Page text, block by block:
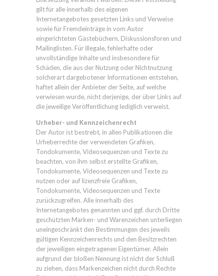
gilt für alle innerhalb des eigenen
Internetangebotes gesetzten Links und Verweise
sowie für Fremdeinträge in vom Autor
eingerichteten Gästebüchern, Diskussionsforen und
Mailinglisten. Für illegale, fehlerhafte oder
unvollständige Inhalte und insbesondere für
Schäden, die aus der Nutzung oder Nichtnutzung
solcherart dargebotener Informationen entstehen,
haftet allein der Anbieter der Seite, auf welche
verwiesen wurde, nicht derjenige, der über Links auf
die jeweilige Veröffentlichung lediglich verweist.
Urheber- und Kennzeichenrecht
Der Autor ist bestrebt, in allen Publikationen die
Urheberrechte der verwendeten Grafiken,
Tondokumente, Videosequenzen und Texte zu
beachten, von ihm selbst erstellte Grafiken,
Tondokumente, Videosequenzen und Texte zu
nutzen oder auf lizenzfreie Grafiken,
Tondokumente, Videosequenzen und Texte
zurückzugreifen. Alle innerhalb des
Internetangebotes genannten und ggf. durch Dritte
geschützten Marken- und Warenzeichen unterliegen
uneingeschränkt den Bestimmungen des jeweils
gültigen Kennzeichenrechts und den Besitzrechten
der jeweiligen eingetragenen Eigentümer. Allein
aufgrund der bloßen Nennung ist nicht der Schluß
zu ziehen, dass Markenzeichen nicht durch Rechte